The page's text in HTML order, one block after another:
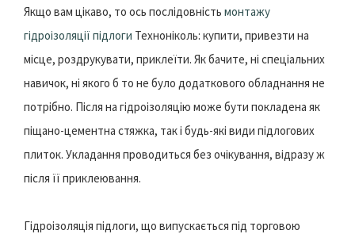
Якщо вам цікаво, то ось послідовність монтажу
гідроізоляції підлоги Техноніколь: купити, привезти на
місце, роздрукувати, приклеїти. Як бачите, ні спеціальних
навичок, ні якого б то не було додаткового обладнання не
потрібно. Після на гідроізоляцію може бути покладена як
піщано-цементна стяжка, так і будь-які види підлогових
плиток. Укладання проводиться без очікування, відразу ж
після її приклеювання.
Гідроізоляція підлоги, що випускається під торговою